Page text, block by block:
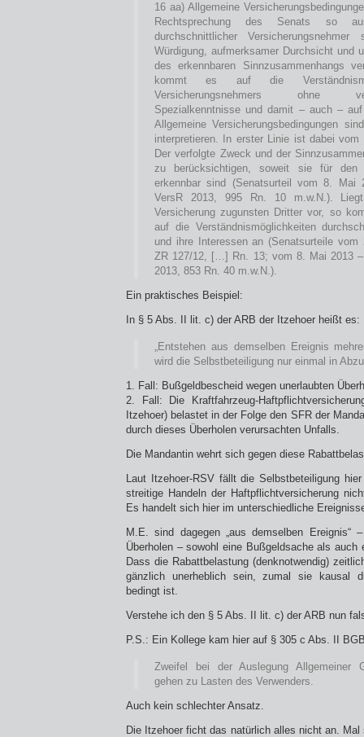
16 aa) Allgemeine
Rechtsprechung des Senats so
durchschnittlicher
Würdigung, aufmerksamer Durchsicht und
des erkennbaren Sinnzusammenhangs
kommt es auf die
Versicherungsnehmers ohne
Spezialkenntnisse und damit – auch –
Allgemeine Versicherungsbedingungen
interpretieren. In erster Linie ist dabei vom
Der verfolgte Zweck und der
zu berücksichtigen, soweit sie für den
erkennbar sind (Senatsurteil vom 8.
VersR 2013, 995 Rn. 10 m.w.N.).
Versicherung zugunsten Dritter vor, so
auf die Verständnismöglichkeiten
und ihre Interessen an (Senatsurteile
ZR 127/12, […] Rn. 13; vom 8. Mai 2013
2013, 853 Rn. 40 m.w.N.).
Ein praktisches Beispiel:
In § 5 Abs. II lit. c) der ARB der Itzehoer heißt es:
„Entstehen aus demselben Ereignis
wird die Selbstbeteiligung nur einmal in
1. Fall: Bußgeldbescheid wegen unerlaubten
2. Fall: Die Kraftfahrzeug-
Itzehoer) belastet in der Folge den SFR der
durch dieses Überholen verursachten Unfalls.
Die Mandantin wehrt sich gegen diese
Laut Itzehoer-RSV fällt die Selbstbeteiligung
streitige Handeln der Haftpflichtversicherung
Es handelt sich hier im unterschiedliche
M.E. sind dagegen „aus demselben Ereignis“
Überholen – sowohl eine Bußgeldsache als auch
Dass die Rabattbelastung (denknotwendig)
gänzlich unerheblich sein, zumal sie kausal
bedingt ist.
Verstehe ich den § 5 Abs. II lit. c) der ARB nun
P.S.: Ein Kollege kam hier auf § 305 c Abs. II
Zweifel bei der Auslegung Allgemeiner
gehen zu Lasten des Verwenders.
Auch kein schlechter Ansatz.
Die Itzehoer ficht das natürlich alles nicht an.